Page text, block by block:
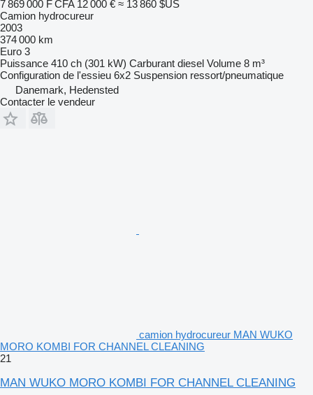
7 869 000 F CFA 12 000 € ≈ 13 860 $US
Camion hydrocureur
2003
374 000 km
Euro 3
Puissance 410 ch (301 kW) Carburant diesel Volume 8 m³
Configuration de l'essieu 6x2 Suspension ressort/pneumatique
Danemark, Hedensted
Contacter le vendeur
camion hydrocureur MAN WUKO
MORO KOMBI FOR CHANNEL CLEANING
21
MAN WUKO MORO KOMBI FOR CHANNEL CLEANING